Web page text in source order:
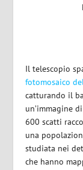
Il telescopio
fotomosaico
catturando il
un’immagine
600 scatti
una
studiata nei
che hanno